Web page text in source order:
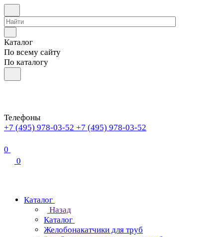
Каталог
По всему сайту
По каталогу
Телефоны
+7 (495) 978-03-52 +7 (495) 978-03-52
0
0
Каталог
Назад
Каталог
Желобонакатчики для труб